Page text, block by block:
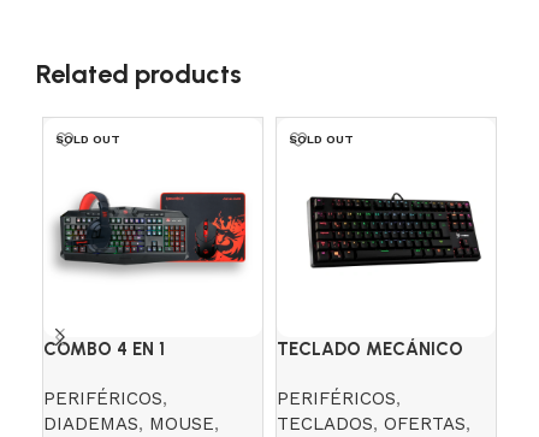
Related products
SOLD OUT
COMBO 4 EN 1
PERIFÉRICOS,
DIADEMAS, MOUSE,
SOLD OUT
TECLADO MECÁNICO
S/B
PERIFÉRICOS,
TECLADOS, OFERTAS,